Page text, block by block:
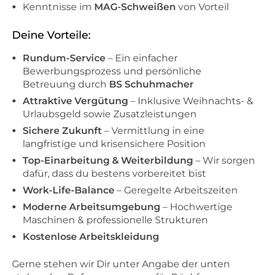
Kenntnisse im MAG-Schweißen von Vorteil
Deine Vorteile:
Rundum-Service – Ein einfacher
Bewerbungsprozess und persönliche
Betreuung durch BS Schuhmacher
Attraktive Vergütung – Inklusive Weihnachts- &
Urlaubsgeld sowie Zusatzleistungen
Sichere Zukunft – Vermittlung in eine
langfristige und krisensichere Position
Top-Einarbeitung & Weiterbildung – Wir sorgen
dafür, dass du bestens vorbereitet bist
Work-Life-Balance – Geregelte Arbeitszeiten
Moderne Arbeitsumgebung – Hochwertige
Maschinen & professionelle Strukturen
Kostenlose Arbeitskleidung
Gerne stehen wir Dir unter Angabe der unten